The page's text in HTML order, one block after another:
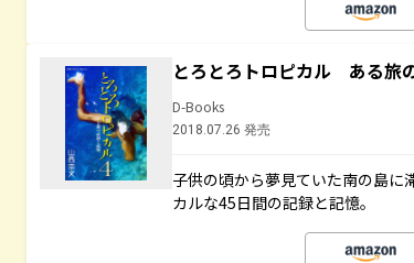
とろとろトロピカル ある旅
D-Books
2018.07.26 発売
子供の頃から夢見ていた南の島に
カルな45日間の記録と記憶。